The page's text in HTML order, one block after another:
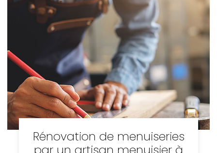
Rénovation de menuiseries
par un artisan menuisier à